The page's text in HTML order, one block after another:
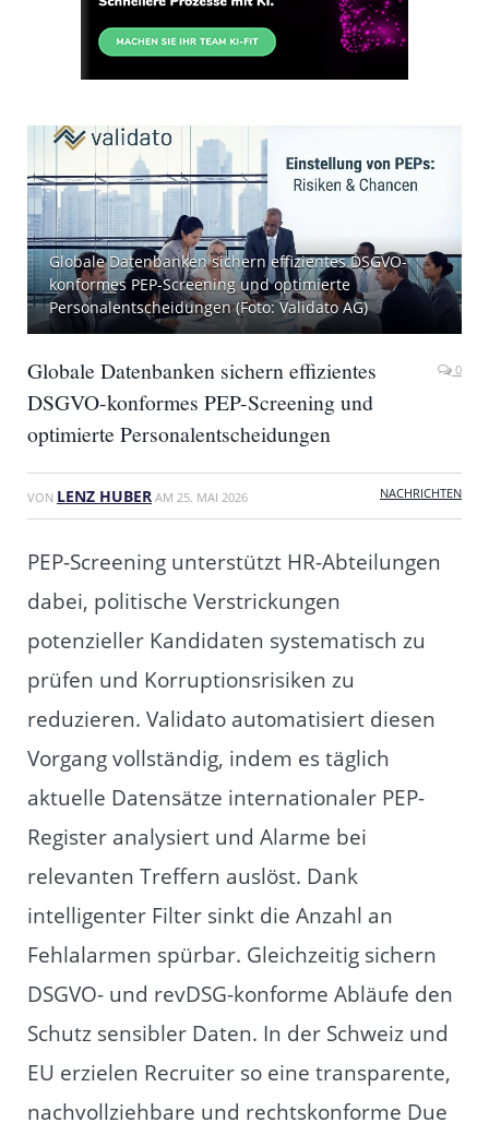
Globale Datenbanken sichern effizientes DSGVO-
konformes PEP-Screening und optimierte
Personalentscheidungen (Foto: Validato AG)
Globale Datenbanken sichern effizientes
DSGVO-konformes PEP-Screening und
optimierte Personalentscheidungen
0
VON LENZ HUBER AM 25. MAI 2026 NACHRICHTEN
PEP-Screening unterstützt HR-Abteilungen
dabei, politische Verstrickungen
potenzieller Kandidaten systematisch zu
prüfen und Korruptionsrisiken zu
reduzieren. Validato automatisiert diesen
Vorgang vollständig, indem es täglich
aktuelle Datensätze internationaler PEP-
Register analysiert und Alarme bei
relevanten Treffern auslöst. Dank
intelligenter Filter sinkt die Anzahl an
Fehlalarmen spürbar. Gleichzeitig sichern
DSGVO- und revDSG-konforme Abläufe den
Schutz sensibler Daten. In der Schweiz und
EU erzielen Recruiter so eine transparente,
nachvollziehbare und rechtskonforme Due